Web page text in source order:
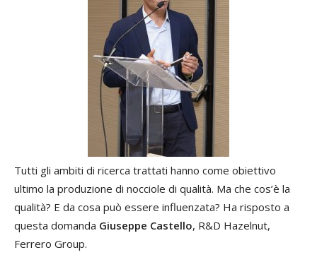
Tutti gli ambiti di ricerca trattati hanno come obiettivo
ultimo la produzione di nocciole di qualità. Ma che cos’è la
qualità? E da cosa può essere influenzata? Ha risposto a
questa domanda Giuseppe Castello, R&D Hazelnut,
Ferrero Group.